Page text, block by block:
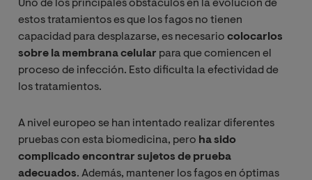
Uno de los principales obstáculos en la evolución de
estos tratamientos es que los fagos no tienen
capacidad para desplazarse, es necesario colocarlos
sobre la membrana celular para que comiencen el
proceso de infección. Esto dificulta la efectividad de
los tratamientos.
A nivel europeo se han intentado realizar diferentes
pruebas con esta biomedicina, pero ha sido
complicado encontrar sujetos de prueba
adecuados. Además, mantener los fagos en óptimas